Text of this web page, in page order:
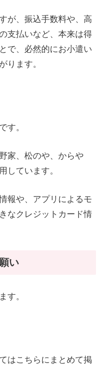
が、振込手数料や、高
支払いなど、本来は得
で、必然的にお小遣い
ります。
す。
家、松のや、からや
しています。
報や、アプリによるモ
なクレジットカード情
い
す。
はこちらにまとめて掲